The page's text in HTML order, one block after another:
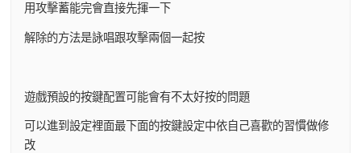
用攻擊蓄能完會直接先揮一下
解除的方法是詠唱跟攻擊兩個一起按
遊戲預設的按鍵配置可能會有不太好按的問題
可以進到設定裡面最下面的按鍵設定中依自己喜歡的習慣做修
改